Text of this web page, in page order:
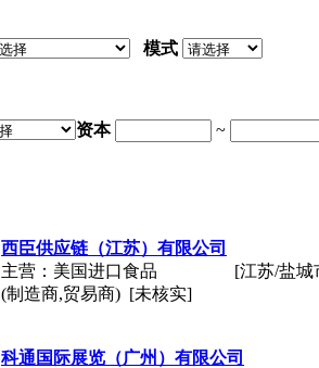
模式
资本 ~
西臣供应链（江苏）有限公司
主营：美国进口食品
(制造商,贸易商) [未核实]
[江苏/盐城
科通国际展览（广州）有限公司